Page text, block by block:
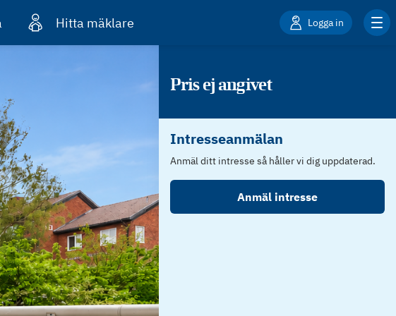
Hitta mäklare Logga in
Pris ej angivet
Intresseanmälan
Anmäl ditt intresse så håller vi dig uppdaterad.
Anmäl intresse